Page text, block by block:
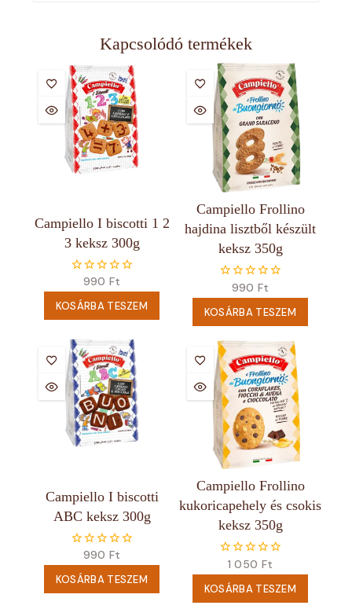
Kapcsolódó termékek
Campiello I biscotti 1 2
3 keksz 300g
5
990 Ft
KOSÁRBA TESZEM
Campiello Frollino
hajdina lisztből készült
keksz 350g
5
990 Ft
KOSÁRBA TESZEM
Campiello I biscotti
ABC keksz 300g
5
990 Ft
KOSÁRBA TESZEM
Campiello Frollino
kukoricapehely és csokis
keksz 350g
5
1 050 Ft
KOSÁRBA TESZEM